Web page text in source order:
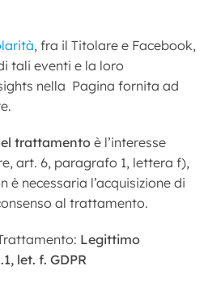
, fra il Titolare e Facebook,
tali eventi e la loro
nella Pagina fornita ad
trattamentoè l’interesse
art. 6, paragrafo 1, lettera f),
è necessaria l’acquisizione di
al trattamento.
Legittimo
let. f. GDPR